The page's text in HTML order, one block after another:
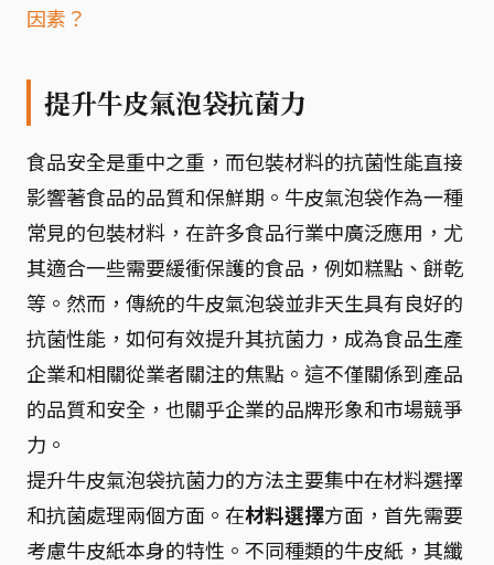
因素？
提升牛皮氣泡袋抗菌力
食品安全是重中之重，而包裝材料的抗菌性能直接
影響著食品的品質和保鮮期。牛皮氣泡袋作為一種
常見的包裝材料，在許多食品行業中廣泛應用，尤
其適合一些需要緩衝保護的食品，例如糕點、餅乾
等。然而，傳統的牛皮氣泡袋並非天生具有良好的
抗菌性能，如何有效提升其抗菌力，成為食品生產
企業和相關從業者關注的焦點。這不僅關係到產品
的品質和安全，也關乎企業的品牌形象和市場競爭
力。
提升牛皮氣泡袋抗菌力的方法主要集中在材料選擇
和抗菌處理兩個方面。在材料選擇方面，首先需要
考慮牛皮紙本身的特性。不同種類的牛皮紙，其纖